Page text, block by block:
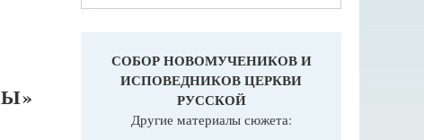
СОБОР НОВОМУЧЕНИКОВ И
ИСПОВЕДНИКОВ ЦЕРКВИ
РУССКОЙ
Другие материалы сюжета: